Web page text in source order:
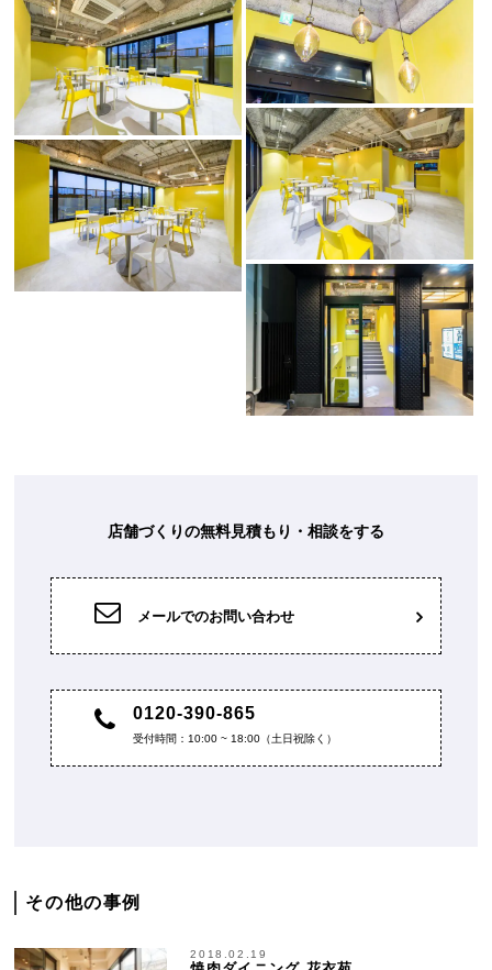
店舗づくりの無料見積もり・相談をする
メールでのお問い合わせ
0120-390-865
受付時間：10:00 ~ 18:00（土日祝除く）
その他の事例
2018.02.19